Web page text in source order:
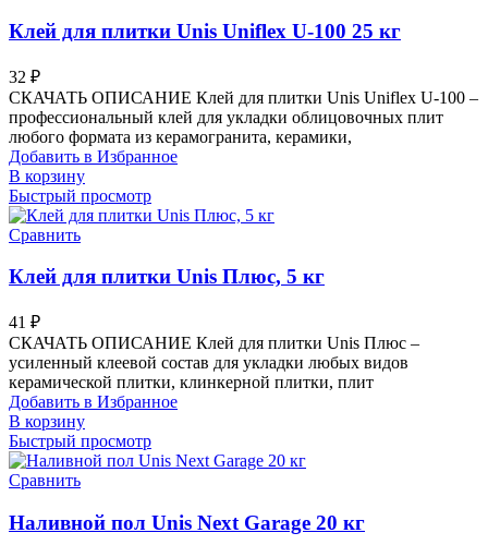
Клей для плитки Unis Uniflex U-100 25 кг
32 ₽
СКАЧАТЬ ОПИСАНИЕ Клей для плитки Unis Uniflex U-100 –
профессиональный клей для укладки облицовочных плит
любого формата из керамогранита, керамики,
Добавить в Избранное
В корзину
Быстрый просмотр
Сравнить
Клей для плитки Unis Плюс, 5 кг
41 ₽
СКАЧАТЬ ОПИСАНИЕ Клей для плитки Unis Плюс –
усиленный клеевой состав для укладки любых видов
керамической плитки, клинкерной плитки, плит
Добавить в Избранное
В корзину
Быстрый просмотр
Сравнить
Наливной пол Unis Next Garage 20 кг